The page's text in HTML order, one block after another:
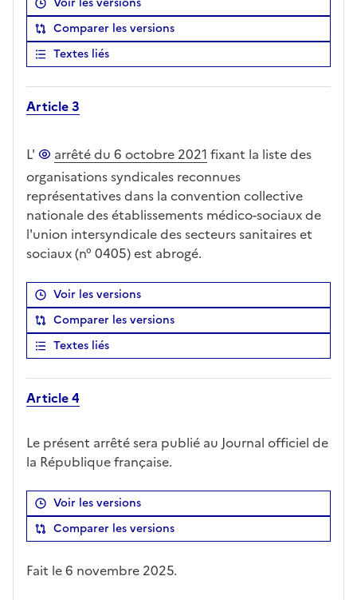
Comparer les versions
Textes liés
Article 3
L' arrêté du 6 octobre 2021 fixant la liste des
organisations syndicales reconnues
représentatives dans la convention collective
nationale des établissements médico-sociaux de
l'union intersyndicale des secteurs sanitaires et
sociaux (n° 0405) est abrogé.
Voir les versions
Comparer les versions
Textes liés
Article 4
Le présent arrêté sera publié au Journal officiel de
la République française.
Voir les versions
Comparer les versions
Fait le 6 novembre 2025.